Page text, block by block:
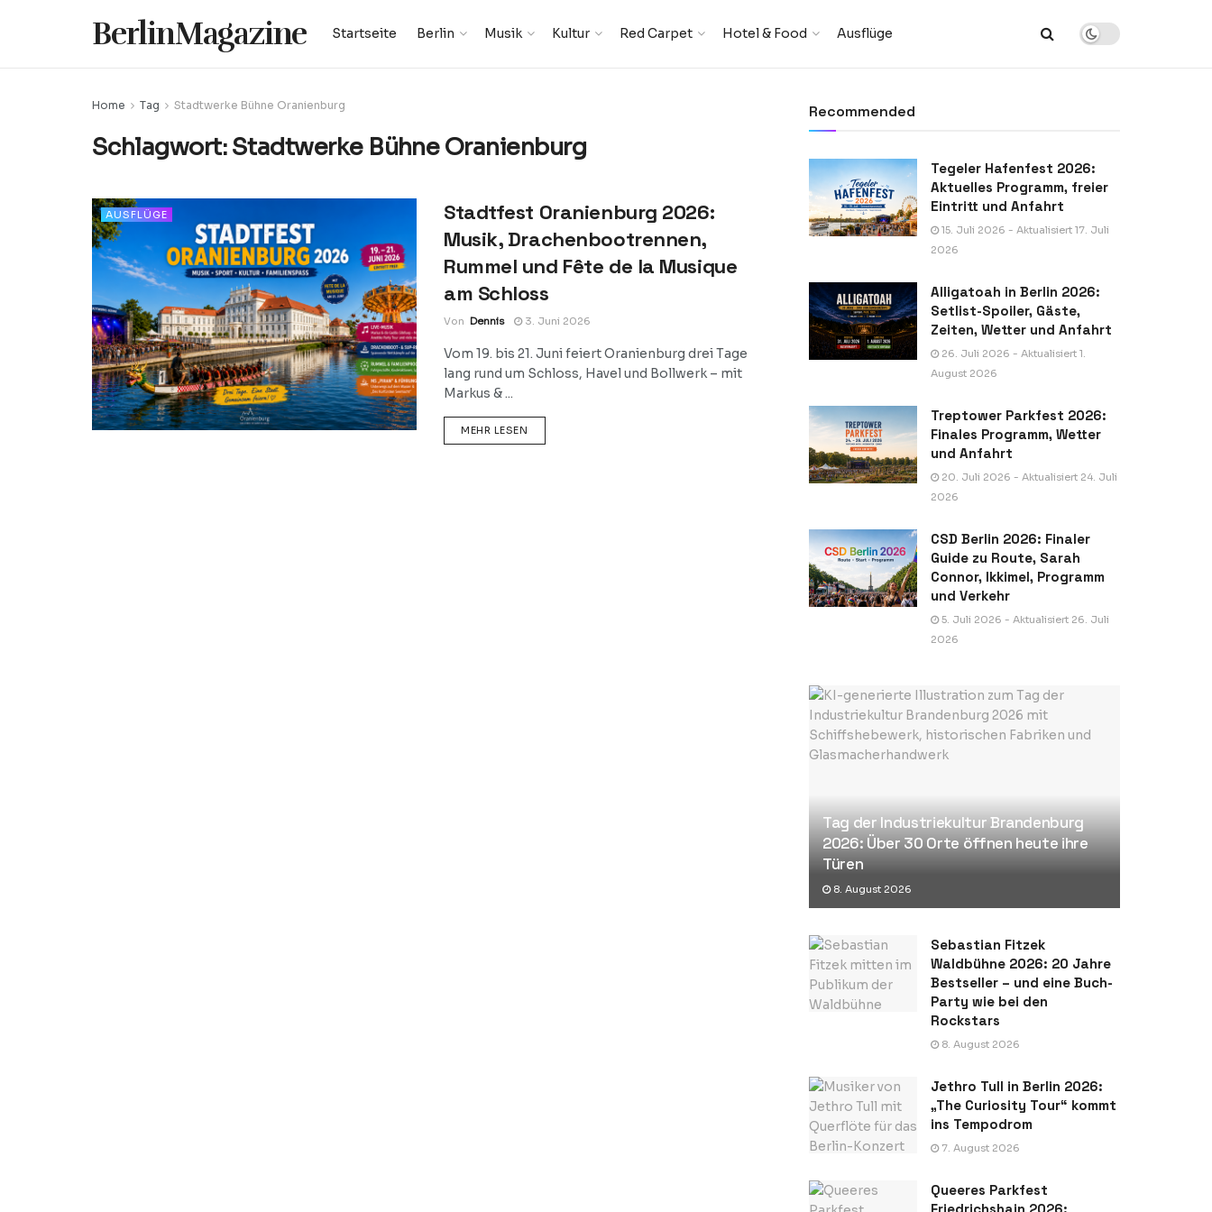
BerlinMagazine Startseite Berlin Musik Kultur Red Carpet Hotel & Food Ausflüge
Home Tag Stadtwerke Bühne Oranienburg
Schlagwort:Stadtwerke Bühne Oranienburg
AUSFLÜGE
Stadtfest Oranienburg 2026:
Musik, Drachenbootrennen,
Rummel und Fête de la Musique
am Schloss
Von Dennis 3. Juni 2026
Vom 19. bis 21. Juni feiert Oranienburg drei Tage
lang rund um Schloss, Havel und Bollwerk – mit
Markus & ...
MEHR LESEN
Recommended
Tegeler Hafenfest 2026:
Aktuelles Programm, freier
Eintritt und Anfahrt
15. Juli 2026 - Aktualisiert 17. Juli
2026
Alligatoah in Berlin 2026:
Setlist-Spoiler, Gäste,
Zeiten, Wetter und Anfahrt
26. Juli 2026 - Aktualisiert 1.
August 2026
Treptower Parkfest 2026:
Finales Programm, Wetter
und Anfahrt
20. Juli 2026 - Aktualisiert 24. Juli
2026
CSD Berlin 2026: Finaler
Guide zu Route, Sarah
Connor, Ikkimel, Programm
und Verkehr
5. Juli 2026 - Aktualisiert 26. Juli
2026
Tag der Industriekultur Brandenburg
2026: Über 30 Orte öffnen heute ihre
Türen
8. August 2026
Sebastian Fitzek
Waldbühne 2026: 20 Jahre
Bestseller – und eine Buch-
Party wie bei den
Rockstars
8. August 2026
Jethro Tull in Berlin 2026:
„The Curiosity Tour“ kommt
ins Tempodrom
7. August 2026
Queeres Parkfest
Friedrichshain 2026: